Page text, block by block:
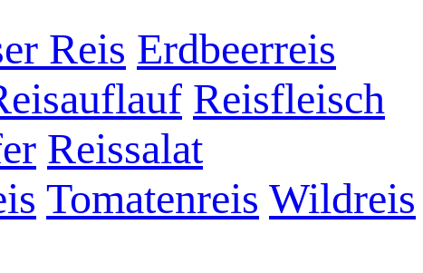
Reis Erdbeerreis
Reisfleisch
Reissalat
Tomatenreis Wildreis